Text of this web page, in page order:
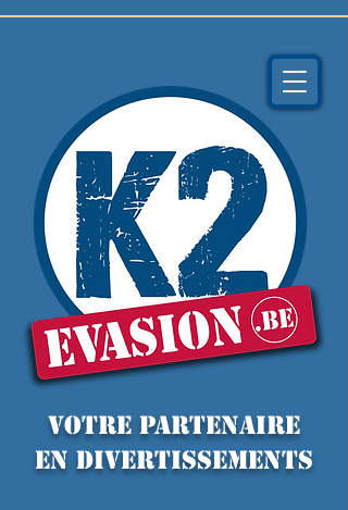
VOTRE PARTENAIRE
EN DIVERTISSEMENTS